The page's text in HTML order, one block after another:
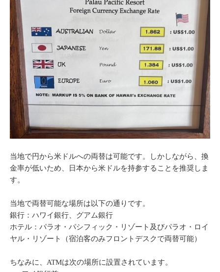
当地で円から米ドルへの両替は可能です。しかしながら、換
金率が低いため、日本から米ドルを持参することを推奨しま
す。
当地で両替可能な場所は以下の通りです。
銀行：ハワイ銀行、グアム銀行
ホテル：パラオ・パシフィック・リゾート及びパラオ・ロイ
ヤル・リゾート（宿泊客のみフロントデスクで両替可能）
ちなみに、ATMは次の場所に設置されています。